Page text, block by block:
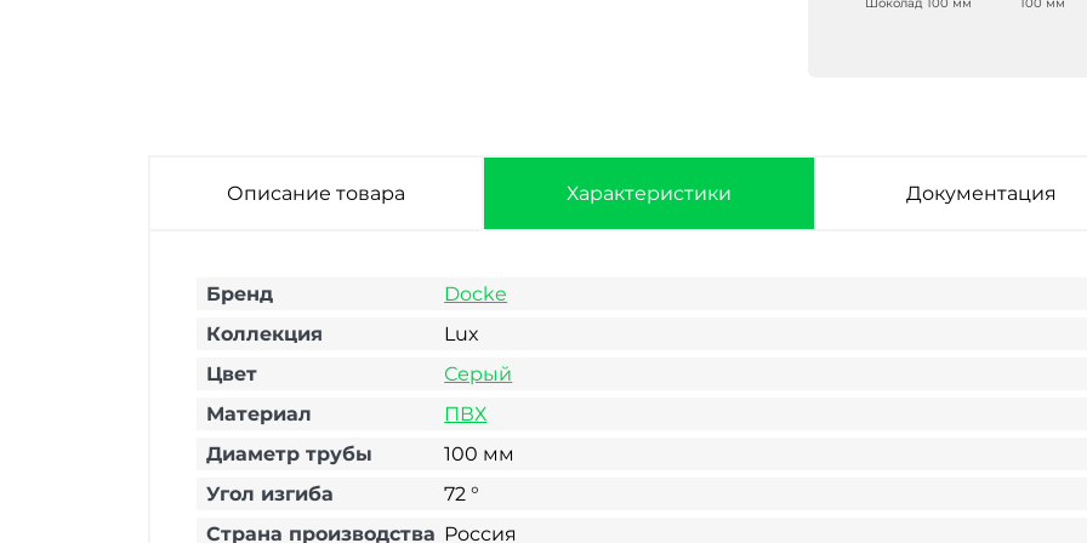
Описание товара Характеристики Документация
Бренд
Docke
Коллекция
Lux
Цвет
Серый
Материал
ПВХ
Диаметр трубы
100 мм
Угол изгиба
72 °
Страна производства Россия